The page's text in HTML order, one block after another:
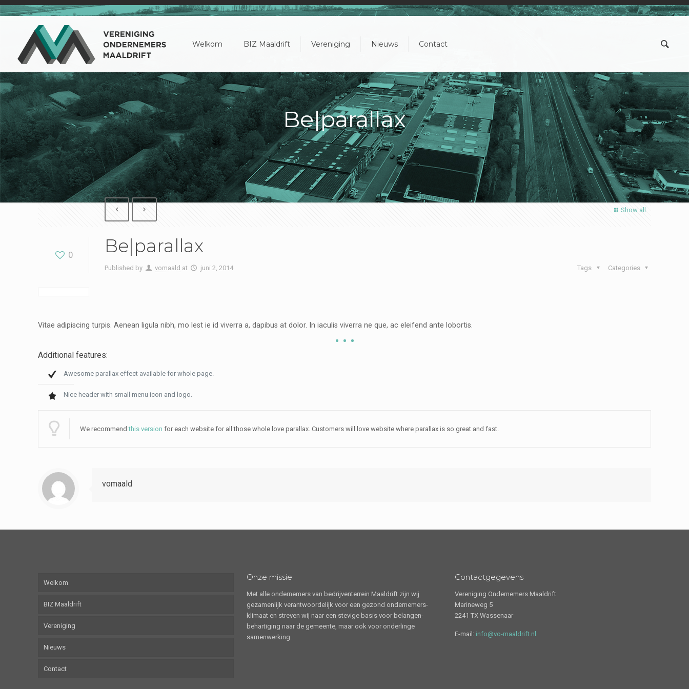
Welkom BIZ Maaldrift Vereniging Nieuws Contact
Be|parallax
Show all
0 Be|parallax
Published by vomaald at juni 2, 2014 Categories
Tags
Vitae adipiscing turpis. Aenean ligula nibh, mo lest ie id viverra a, dapibus at dolor. In iaculis viverra ne que, ac eleifend ante lobortis.
Additional features:
Awesome parallax effect available for whole page.
Nice header with small menu icon and logo.
We recommendthis version for each website for all those whole love parallax. Customers will love website where parallax is so great and fast.
vomaald
Welkom
BIZ Maaldrift
Vereniging
Nieuws
Contact
Onze missie
Met alle ondernemers van bedrijventerrein Maaldrift zijn wij
gezamenlijk verantwoordelijk voor een gezond ondernemers-
klimaat en streven wij naar een stevige basis voor belangen-
behartiging naar de gemeente, maar ook voor onderlinge
samenwerking.
Contactgegevens
Vereniging Ondernemers Maaldrift
Marineweg 5
2241 TX Wassenaar
E-mail: info@vo-maaldrift.nl